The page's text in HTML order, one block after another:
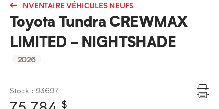
INVENTAIRE VÉHICULES NEUFS
Toyota Tundra CREWMAX
LIMITED - NIGHTSHADE
2026
Stock : 93697
$